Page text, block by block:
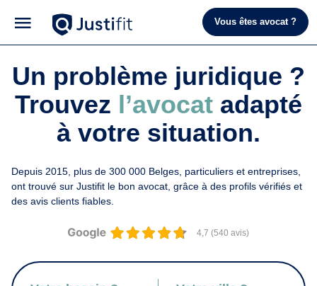
Vous êtes avocat ?
Un problème juridique ?
Trouvez l’avocat adapté
à votre situation.
Depuis 2015, plus de 300 000 Belges, particuliers et entreprises,
ont trouvé sur Justifit le bon avocat, grâce à des profils vérifiés et
des avis clients fiables.
4,7 (540 avis)